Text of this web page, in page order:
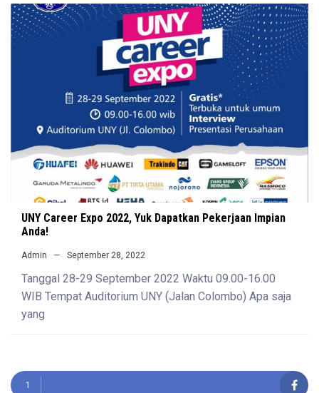
UNY Career Expo 2022, Yuk Dapatkan Pekerjaan Impian
Anda!
Admin September 28, 2022
Tanggal 28-29 September 2022 Waktu 09.00-16.00
WIB Tempat Auditorium UNY (Jalan Colombo) Apa saja
yang
1